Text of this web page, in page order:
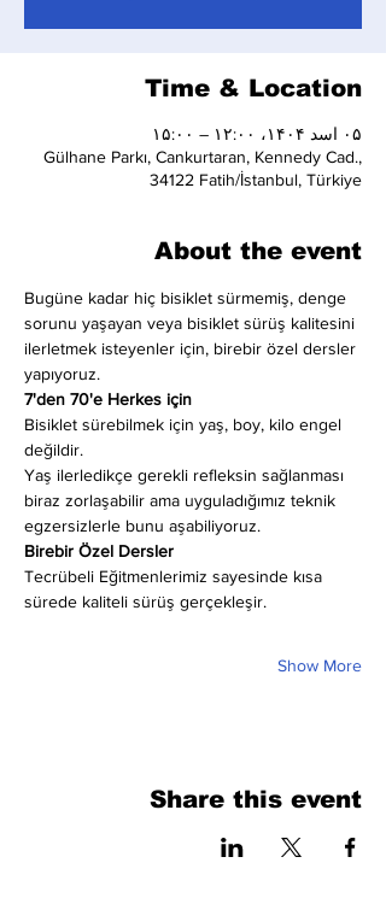
Time & Location
۰۵ اسد ۱۴۰۴، ۱۲:۰۰ – ۱۵:۰۰
Gülhane Parkı, Cankurtaran, Kennedy Cad.,
34122 Fatih/İstanbul, Türkiye
About the event
Bugüne kadar hiç bisiklet sürmemiş, denge
sorunu yaşayan veya bisiklet sürüş kalitesini
ilerletmek isteyenler için, birebir özel dersler
yapıyoruz.
7'den 70'e Herkes için
Bisiklet sürebilmek için yaş, boy, kilo engel
değildir.
Yaş ilerledikçe gerekli refleksin sağlanması
biraz zorlaşabilir ama uyguladığımız teknik
egzersizlerle bunu aşabiliyoruz.
Birebir Özel Dersler
Tecrübeli Eğitmenlerimiz sayesinde kısa
sürede kaliteli sürüş gerçekleşir.
Show More
Share this event